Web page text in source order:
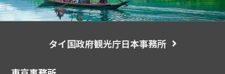
タイ国政府観光庁日本事務所